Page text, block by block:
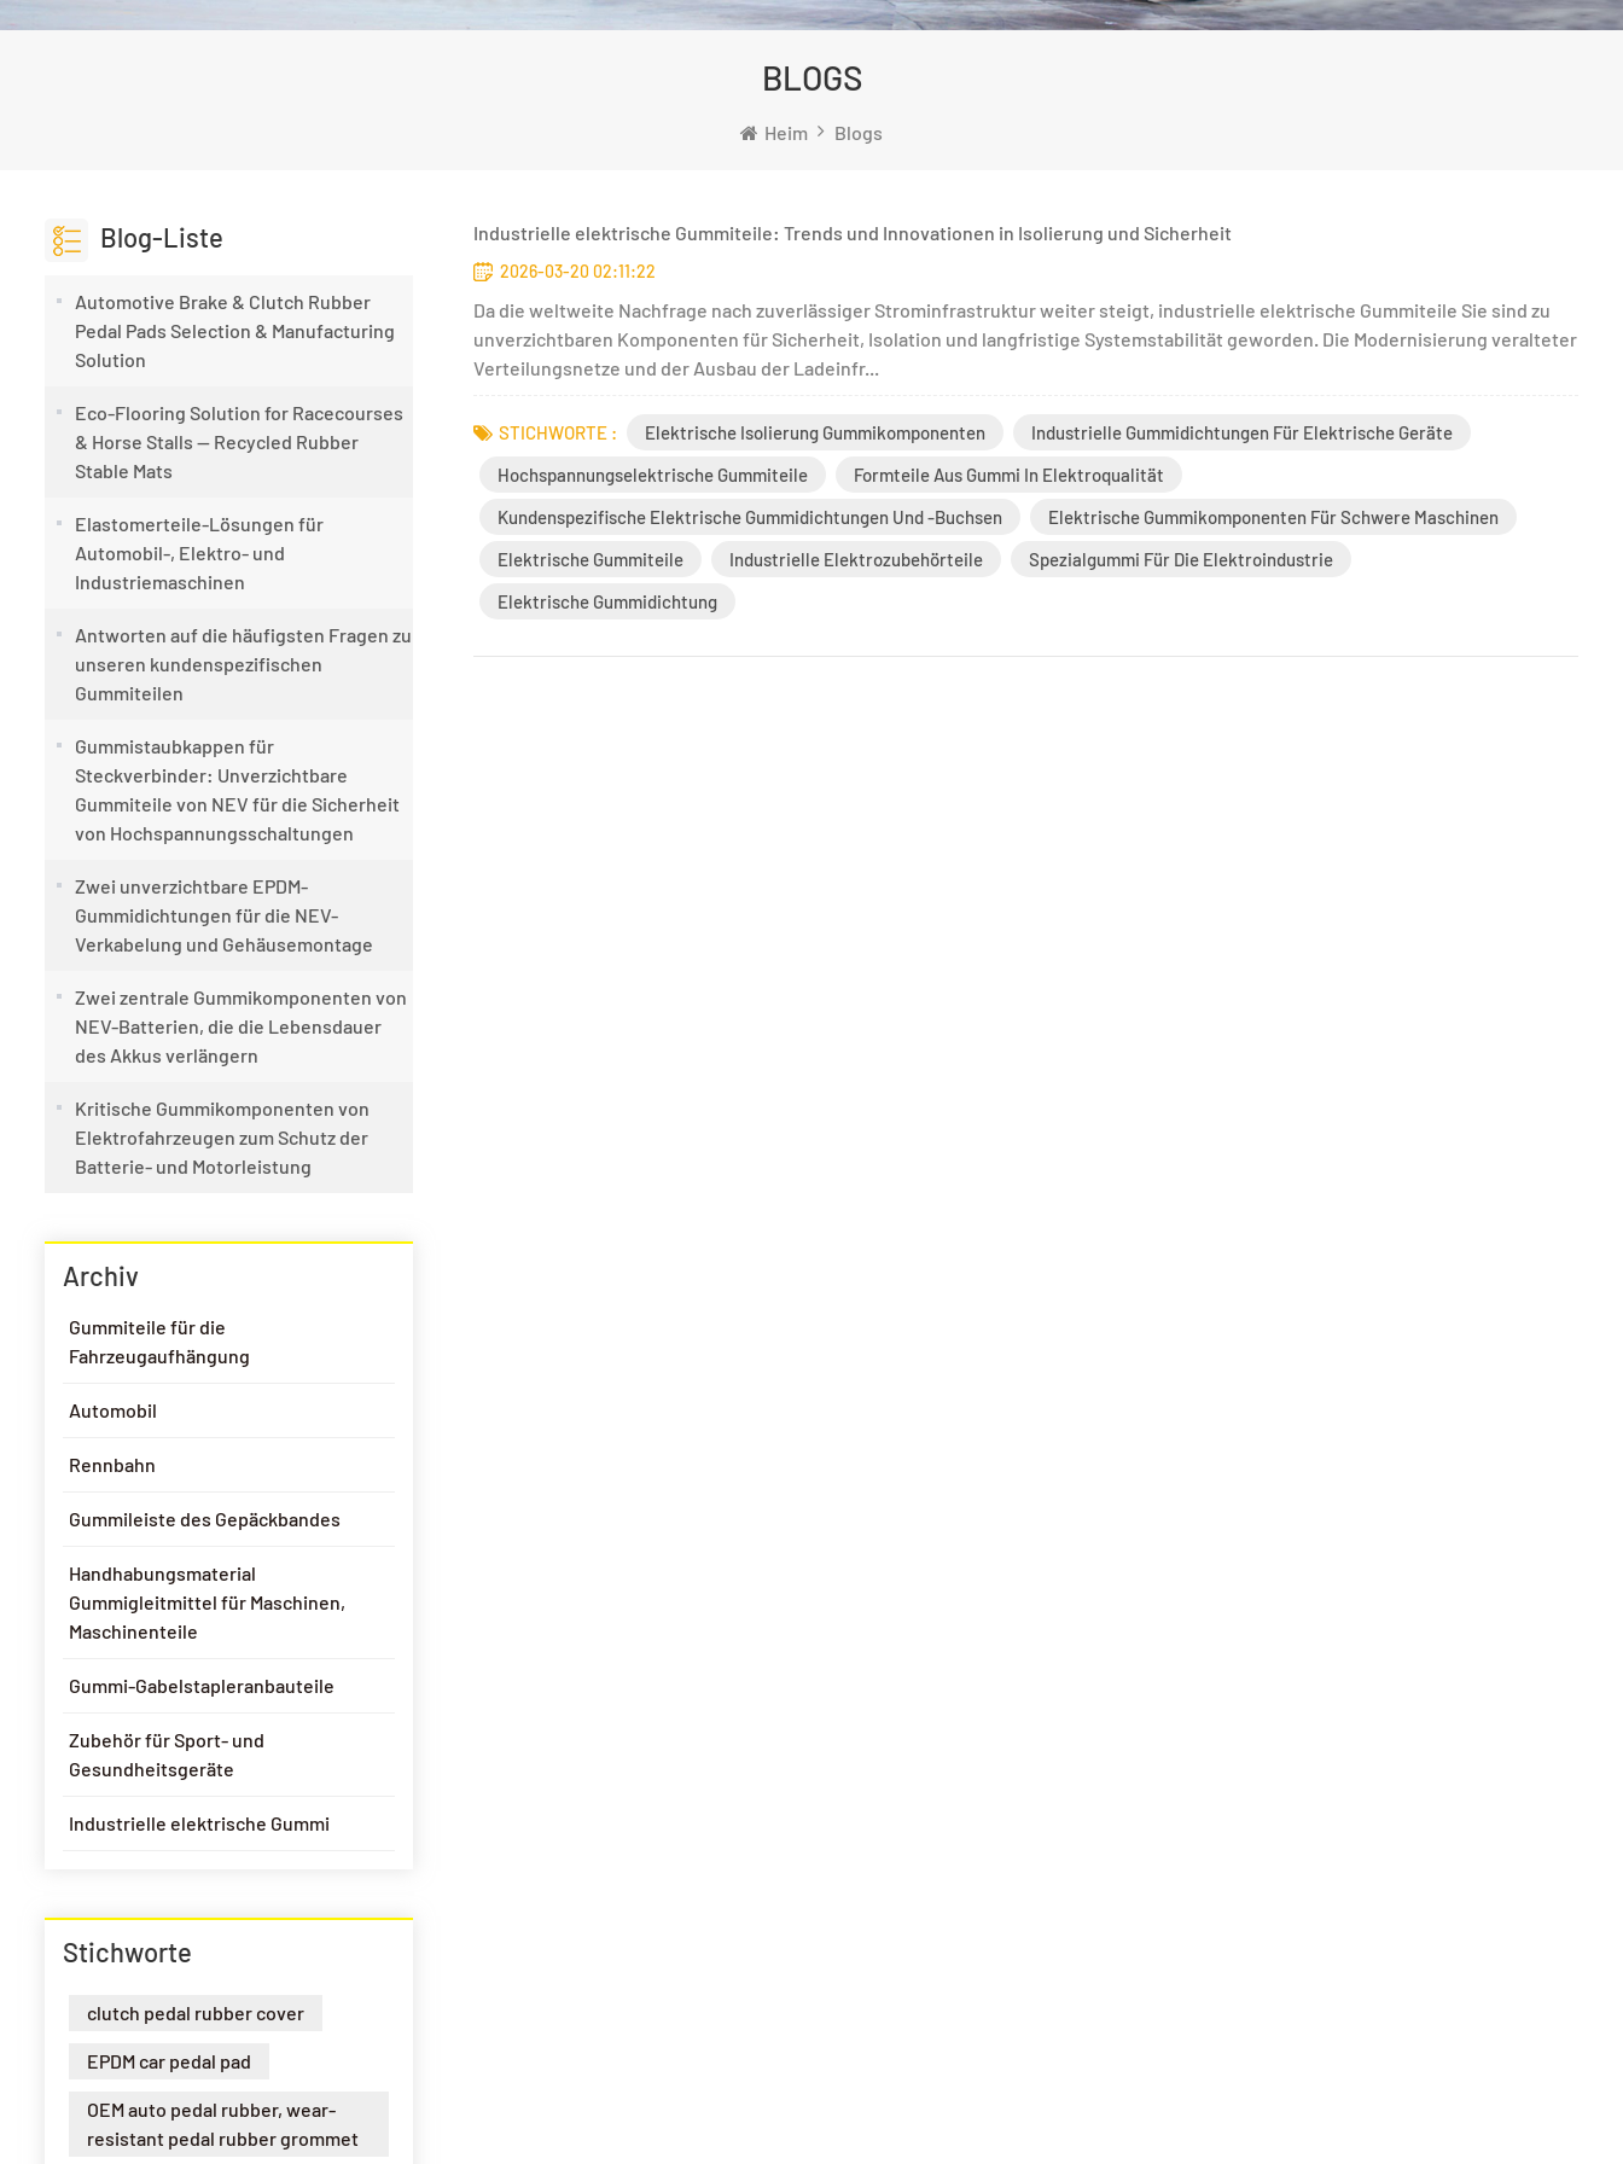
BLOGS
Heim Blogs
Blog-Liste
Automotive Brake & Clutch Rubber
Pedal Pads Selection & Manufacturing
Solution
Eco-Flooring Solution for Racecourses
& Horse Stalls — Recycled Rubber
Stable Mats
Elastomerteile-Lösungen für
Automobil-, Elektro- und
Industriemaschinen
Antworten auf die häufigsten Fragen zu
unseren kundenspezifischen
Gummiteilen
Gummistaubkappen für
Steckverbinder: Unverzichtbare
Gummiteile von NEV für die Sicherheit
von Hochspannungsschaltungen
Zwei unverzichtbare EPDM-
Gummidichtungen für die NEV-
Verkabelung und Gehäusemontage
Zwei zentrale Gummikomponenten von
NEV-Batterien, die die Lebensdauer
des Akkus verlängern
Kritische Gummikomponenten von
Elektrofahrzeugen zum Schutz der
Batterie- und Motorleistung
Archiv
Gummiteile für die
Fahrzeugaufhängung
Automobil
Rennbahn
Gummileiste des Gepäckbandes
Handhabungsmaterial
Gummigleitmittel für Maschinen,
Maschinenteile
Gummi-Gabelstapleranbauteile
Zubehör für Sport- und
Gesundheitsgeräte
Industrielle elektrische Gummi
Stichworte
clutch pedal rubber cover
EPDM car pedal pad
OEM auto pedal rubber, wear-
resistant pedal rubber grommet
Industrielle elektrische Gummiteile: Trends und Innovationen in Isolierung und Sicherheit
2026-03-20 02:11:22
Da die weltweite Nachfrage nach zuverlässiger Strominfrastruktur weiter steigt, industrielle elektrische Gummiteile Sie sind zu
unverzichtbaren Komponenten für Sicherheit, Isolation und langfristige Systemstabilität geworden. Die Modernisierung veralteter
Verteilungsnetze und der Ausbau der Ladeinfr...
STICHWORTE : Elektrische Isolierung Gummikomponenten
Industrielle Gummidichtungen Für Elektrische Geräte
Hochspannungselektrische Gummiteile
Formteile Aus Gummi In Elektroqualität
Kundenspezifische Elektrische Gummidichtungen Und -buchsen
Elektrische Gummikomponenten Für Schwere Maschinen
Elektrische Gummiteile
Industrielle Elektrozubehörteile
Spezialgummi Für Die Elektroindustrie
Elektrische Gummidichtung